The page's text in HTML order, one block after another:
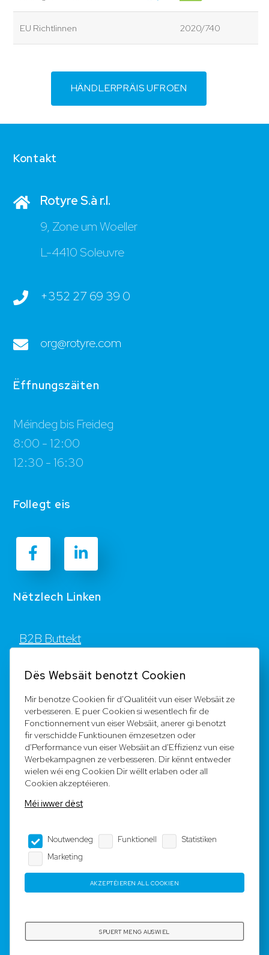
EU Richtlinnen 2020/740
HÄNDLERPRÄIS UFROEN
Kontakt
Rotyre S.à r.l.
9, Zone um Woeller
L-4410 Soleuvre
+352 27 69 39 0
org@rotyre.com
Ëffnungszäiten
Méindeg bis Freideg
8:00 - 12:00
12:30 - 16:30
Follegt eis
Nëtzlech Linken
B2B Buttekt
Registréieren
Equipe
Legal Notice
Impressum
Dateschutz
3W.LU
Dës Websäit benotzt Cookien
Mir benotze Cookien fir d'Qualitéit vun eiser Websäit ze
verbesseren. E puer Cookien si wesentlech fir de
Fonctionnement vun eiser Websäit, anerer gi benotzt
fir verschidde Funktiounen ëmzesetzen oder
d'Performance vun eiser Websäit an d'Effizienz vun eise
Werbekampagnen ze verbesseren. Dir kënnt entweder
wielen wéi eng Cookien Dir wëllt erlaben oder all
Cookien akzeptéieren.
Méi iwwer dëst
Noutwendeg Funktionell
Statistiken
Marketing
AKZEPTÉIEREN ALL COOKIEN
SPUERT MENG AUSWIEL